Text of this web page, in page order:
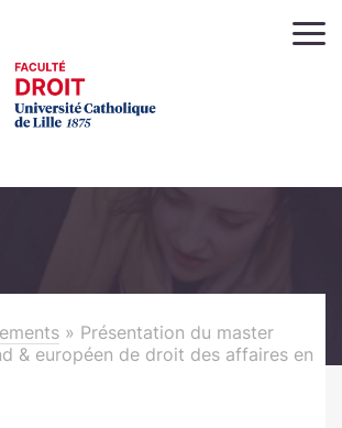
» Présentation du master
& européen de droit des affaires en